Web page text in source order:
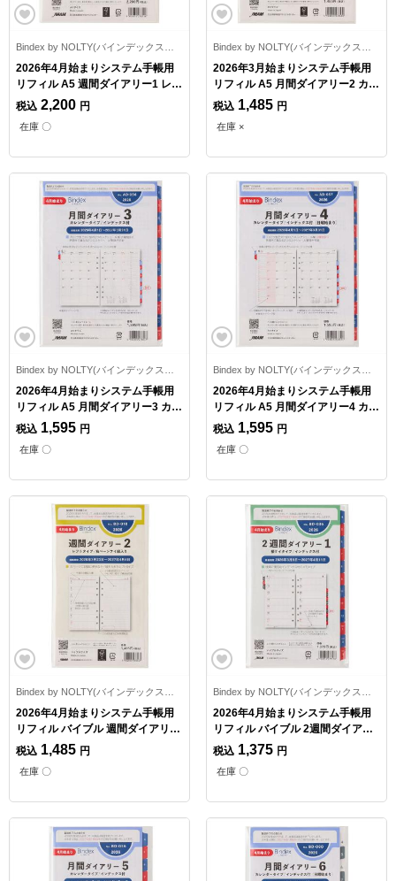
2026年4月始まりシステム手帳用
リフィル A5 週間ダイアリー1 レフ
トタイプ
税込 2,200 円
在庫 〇
2026年3月始まりシステム手帳用
リフィル A5 月間ダイアリー2 カレ
ンダータイプ
税込 1,485 円
在庫 ×
2026年4月始まりシステム手帳用
リフィル A5 月間ダイアリー3 カレ
ンダータイプ/インデックス付
税込 1,595 円
在庫 〇
2026年4月始まりシステム手帳用
リフィル A5 月間ダイアリー4 カレ
ンダータイプ/インデックス付 日曜
始まり
税込 1,595 円
在庫 〇
2026年4月始まりシステム手帳用
リフィル バイブル 週間ダイアリー
2 レフトタイプ
税込 1,485 円
在庫 〇
2026年4月始まりシステム手帳用
リフィル バイブル 2週間ダイアリ
ー1 横ケイタイプ/インデックス付
税込 1,375 円
在庫 〇